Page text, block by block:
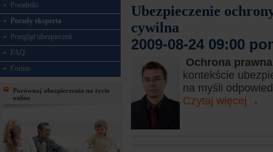
Poradniki
Porady eksperta
Przegląd ubezpieczeń
FAQ
Forum
Porównaj ubezpieczenia na życie
online
Ubezpieczenie
cywilna
2009-08-24 09:00
Ochrona
kontekście
na myśli
Czytaj więcej